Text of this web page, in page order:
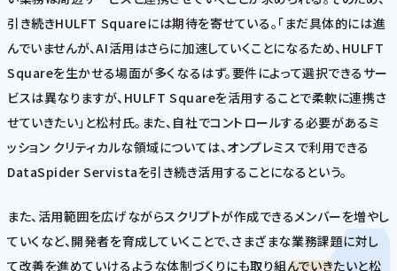
引き続きHULFT Squareには期待を寄せている。「まだ具体的には進
んでいませんが、AI活用はさらに加速していくことになるため、HULFT
Squareを生かせる場面が多くなるはず。要件によって選択できるサー
ビスは異なりますが、HULFT Squareを活用することで柔軟に連携さ
せていきたい」と松村氏。また、自社でコントロールする必要があるミ
ッション クリティカルな領域については、オンプレミスで利用できる
DataSpider Servistaを引き続き活用することになるという。
また、活用範囲を広げながらスクリプトが作成できるメンバーを増やし
ていくなど、開発者を育成していくことで、さまざまな業務課題に対し
て改善を進めていけるような体制づくりにも取り組んでいきたいと松